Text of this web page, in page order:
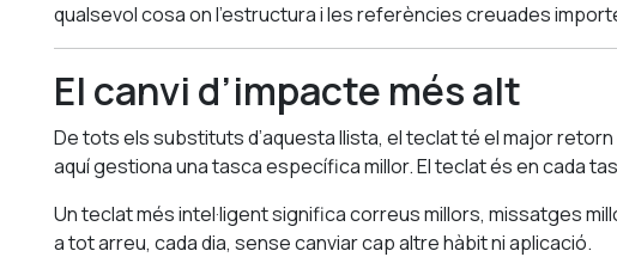
qualsevol cosa on l’estructura i les referències creuades
El canvi d’impacte més alt
De tots els substituts d’aquesta llista, el teclat té el major
aquí gestiona una tasca específica millor. El teclat és en cada
Un teclat més intel·ligent significa correus millors, missatges
a tot arreu, cada dia, sense canviar cap altre hàbit ni aplicació.